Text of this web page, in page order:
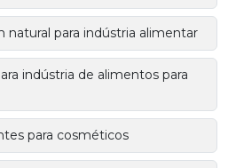
para indústria alimentar
indústria de alimentos para
para cosméticos